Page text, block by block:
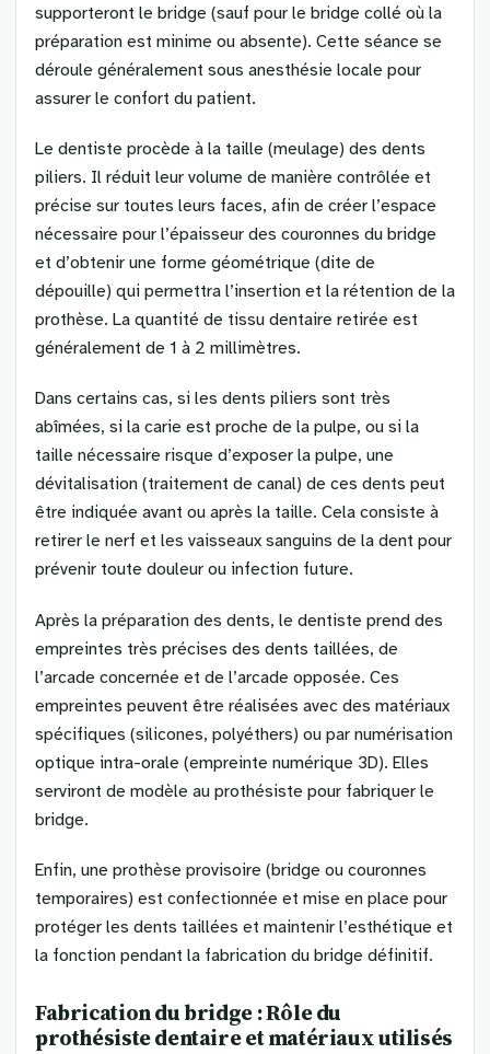
supporteront le bridge (sauf pour le bridge collé où la
préparation est minime ou absente). Cette séance se
déroule généralement sous anesthésie locale pour
assurer le confort du patient.
Le dentiste procède à la taille (meulage) des dents
piliers. Il réduit leur volume de manière contrôlée et
précise sur toutes leurs faces, afin de créer l’espace
nécessaire pour l’épaisseur des couronnes du bridge
et d’obtenir une forme géométrique (dite de
dépouille) qui permettra l’insertion et la rétention de la
prothèse. La quantité de tissu dentaire retirée est
généralement de 1 à 2 millimètres.
Dans certains cas, si les dents piliers sont très
abîmées, si la carie est proche de la pulpe, ou si la
taille nécessaire risque d’exposer la pulpe, une
dévitalisation (traitement de canal) de ces dents peut
être indiquée avant ou après la taille. Cela consiste à
retirer le nerf et les vaisseaux sanguins de la dent pour
prévenir toute douleur ou infection future.
Après la préparation des dents, le dentiste prend des
empreintes très précises des dents taillées, de
l’arcade concernée et de l’arcade opposée. Ces
empreintes peuvent être réalisées avec des matériaux
spécifiques (silicones, polyéthers) ou par numérisation
optique intra-orale (empreinte numérique 3D). Elles
serviront de modèle au prothésiste pour fabriquer le
bridge.
Enfin, une prothèse provisoire (bridge ou couronnes
temporaires) est confectionnée et mise en place pour
protéger les dents taillées et maintenir l’esthétique et
la fonction pendant la fabrication du bridge définitif.
Fabrication du bridge : Rôle du
prothésiste dentaire et matériaux utilisés